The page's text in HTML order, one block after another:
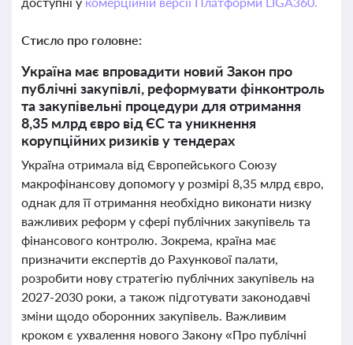
Стисло про головне:
Україна має впровадити новий Закон про
публічні закупівлі, реформувати фінконтроль
та закупівельні процедури для отримання
8,35 млрд євро від ЄС та уникнення
корупційних ризиків у тендерах
Україна отримала від Європейського Союзу
макрофінансову допомогу у розмірі 8,35 млрд євро,
однак для її отримання необхідно виконати низку
важливих реформ у сфері публічних закупівель та
фінансового контролю. Зокрема, країна має
призначити експертів до Рахункової палати,
розробити нову стратегію публічних закупівель на
2027-2030 роки, а також підготувати законодавчі
зміни щодо оборонних закупівель. Важливим
кроком є ухвалення нового Закону «Про публічні